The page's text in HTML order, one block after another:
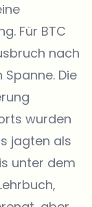
Für BTC
nach
Die
wurden
jagten als
unter dem